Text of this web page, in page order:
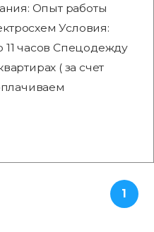
Опыт работы
Условия:
11 часов Спецодежду
( за счет
1